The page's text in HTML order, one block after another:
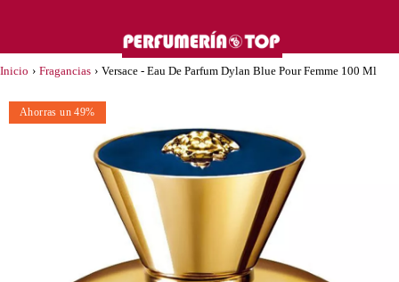
Inicio › Fragancias › Versace - Eau De Parfum Dylan Blue Pour Femme 100 Ml
Ahorras un 49%